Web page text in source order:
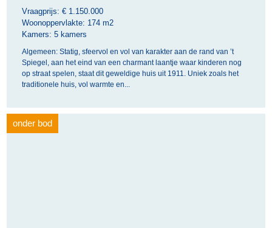
Vraagprijs: € 1.150.000
Woonoppervlakte: 174 m2
Kamers: 5 kamers
Algemeen: Statig, sfeervol en vol van karakter aan de rand van ’t
Spiegel, aan het eind van een charmant laantje waar kinderen nog
op straat spelen, staat dit geweldige huis uit 1911. Uniek zoals het
traditionele huis, vol warmte en...
onder bod